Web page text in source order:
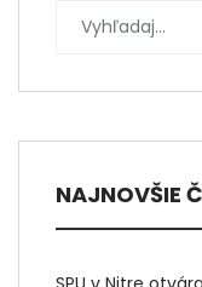
NAJNOVŠIE